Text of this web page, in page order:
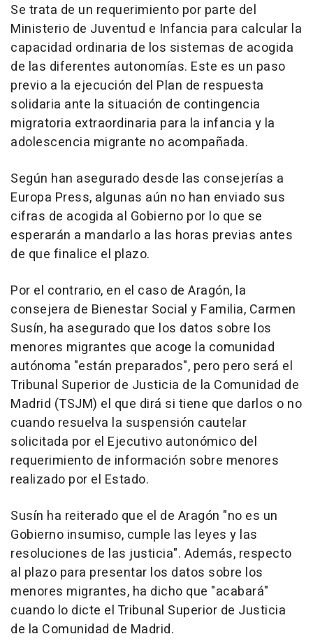
Se trata de un requerimiento por parte del
Ministerio de Juventud e Infancia para calcular la
capacidad ordinaria de los sistemas de acogida
de las diferentes autonomías. Este es un paso
previo a la ejecución del Plan de respuesta
solidaria ante la situación de contingencia
migratoria extraordinaria para la infancia y la
adolescencia migrante no acompañada.
Según han asegurado desde las consejerías a
Europa Press, algunas aún no han enviado sus
cifras de acogida al Gobierno por lo que se
esperarán a mandarlo a las horas previas antes
de que finalice el plazo.
Por el contrario, en el caso de Aragón, la
consejera de Bienestar Social y Familia, Carmen
Susín, ha asegurado que los datos sobre los
menores migrantes que acoge la comunidad
autónoma "están preparados", pero pero será el
Tribunal Superior de Justicia de la Comunidad de
Madrid (TSJM) el que dirá si tiene que darlos o no
cuando resuelva la suspensión cautelar
solicitada por el Ejecutivo autonómico del
requerimiento de información sobre menores
realizado por el Estado.
Susín ha reiterado que el de Aragón "no es un
Gobierno insumiso, cumple las leyes y las
resoluciones de las justicia". Además, respecto
al plazo para presentar los datos sobre los
menores migrantes, ha dicho que "acabará"
cuando lo dicte el Tribunal Superior de Justicia
de la Comunidad de Madrid.